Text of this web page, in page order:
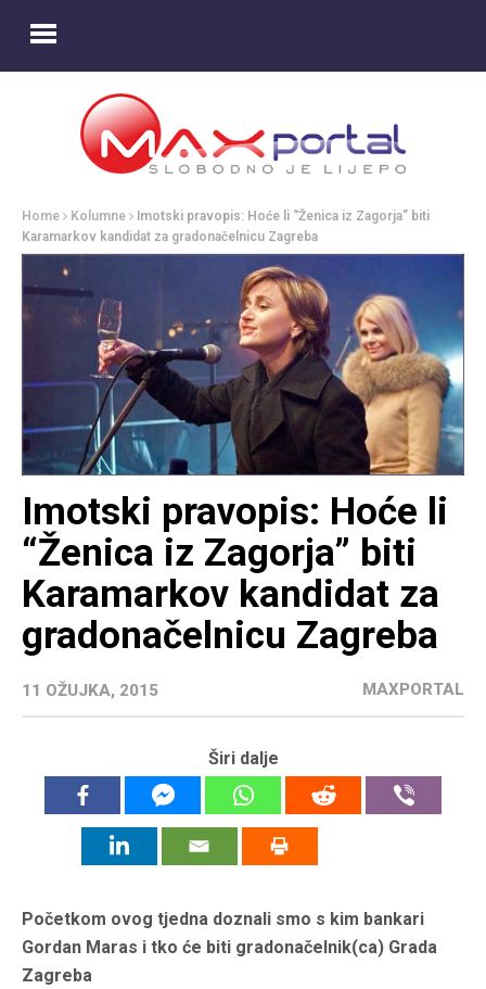
Home Kolumne
Imotski pravopis: Hoće li “Ženica iz Zagorja” biti
Karamarkov kandidat za gradonačelnicu Zagreba
Imotski pravopis: Hoće li
“Ženica iz Zagorja” biti
Karamarkov kandidat za
gradonačelnicu Zagreba
11 OŽUJKA, 2015 MAXPORTAL
Širi dalje
Početkom ovog tjedna doznali smo s kim bankari
Gordan Maras i tko će biti gradonačelnik(ca) Grada
Zagreba